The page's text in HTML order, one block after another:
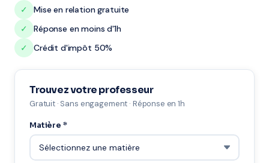
✓
Mise en relation gratuite
✓
Réponse en moins d'1h
✓
Crédit d'impôt 50%
Trouvez votre professeur
Gratuit · Sans engagement · Réponse en 1h
Matière *